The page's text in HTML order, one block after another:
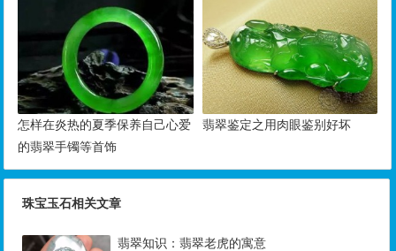
怎样在炎热的夏季保养自己心爱
的翡翠手镯等首饰
翡翠鉴定之用肉眼鉴别好坏
珠宝玉石相关文章
翡翠知识：翡翠老虎的寓意